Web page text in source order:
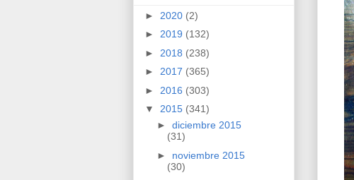
► 2020 (2)
► 2019 (132)
► 2018 (238)
► 2017 (365)
► 2016 (303)
▼ 2015 (341)
► diciembre 2015
(31)
► noviembre 2015
(30)